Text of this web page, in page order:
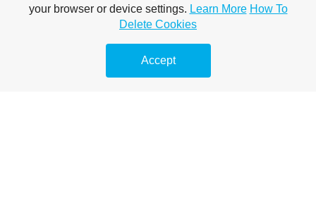
Lomtalanítás gyorsan és egyszerűen
Lomtalanítás családi házaknál
your browser or device settings. Learn More How To
Delete Cookies
Accept